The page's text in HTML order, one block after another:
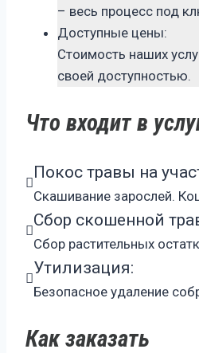
– весь процесс под
Доступные цены:
Стоимость наших
своей доступностью.
Что входит в
Покос травы на
Скашивание зарослей.
Сбор скошенной
Сбор растительных
Утилизация:
Безопасное удаление
Как заказать